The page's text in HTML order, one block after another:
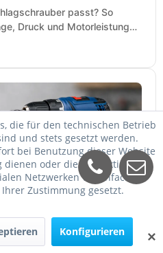
passt? So
Druck und Motorleistung
Der Vergleich zeigt,
Ergonomie, Sortiment
✕
die für den technischen Betrieb
und stets gesetzt werden.
bei Benutzung dieser Website
oder die Interaktion mit
Netzwerken vereinfachen
Zustimmung gesetzt.
Konfigurieren